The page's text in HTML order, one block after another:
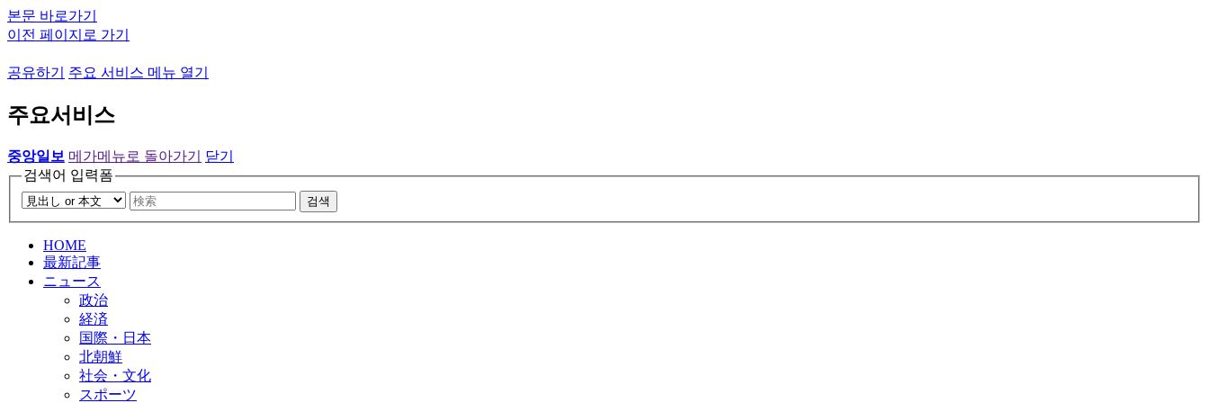
본문 바로가기
이전 페이지로 가기
공유하기 주요 서비스 메뉴 열기
주요서비스
중앙일보 메가메뉴로 돌아가기
닫기
검색어 입력폼
검색
HOME
最新記事
ニュース
政治
経済
国際・日本
北朝鮮
社会・文化
スポーツ